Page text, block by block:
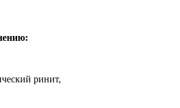
:
ринит,